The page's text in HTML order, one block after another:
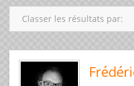
Classer les résultats par: